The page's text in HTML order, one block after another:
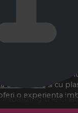
cookies pentru a
Navigand in
de cookies si cu
o experienta
initializing the